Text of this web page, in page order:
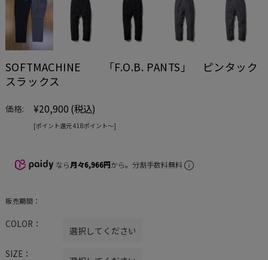
SOFTMACHINE 「F.O.B. PANTS」 ピンタック
スラックス
価格: ¥20,900 (税込)
[ポイント還元 418ポイント〜]
なら月々6,966円から。分割手数料無料
販売期間：
COLOR：
SIZE：